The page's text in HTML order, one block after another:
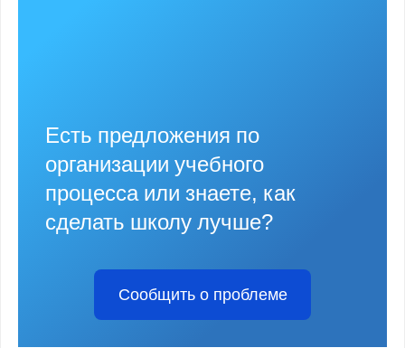
Есть предложения по
организации учебного
процесса или знаете, как
сделать школу лучше?
Сообщить о проблеме